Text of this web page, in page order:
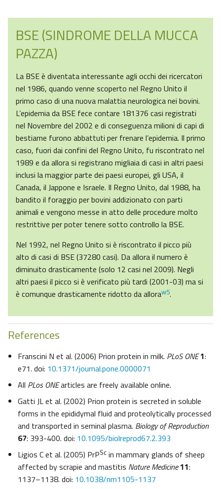
BSE (SINDROME DELLA MUCCA
PAZZA)
La BSE è diventata interessante agli occhi dei ricercatori
nel 1986, quando venne scoperto nel Regno Unito il
primo caso di una nuova malattia neurologica nei bovini.
L’epidemia da BSE fece contare 181376 casi registrati
nel Novembre del 2002 e di conseguenza milioni di capi di
bestiame furono abbattuti per frenare l’epidemia. Il primo
caso, fuori dai confini del Regno Unito, fu riscontrato nel
1989 e da allora si registrano migliaia di casi in altri paesi
inclusi la maggior parte dei paesi europei, gli USA, il
Canada, il Jappone e Israele. Il Regno Unito, dal 1988, ha
bandito il foraggio per bovini addizionato con parti
animali e vengono messe in atto delle procedure molto
restrittive per poter tenere sotto controllo la BSE.
Nel 1992, nel Regno Unito si è riscontrato il picco più
alto di casi di BSE (37280 casi). Da allora il numero è
diminuito drasticamente (solo 12 casi nel 2009). Negli
altri paesi il picco si è verificato più tardi (2001-03) ma si
è comunque drasticamente ridotto da alloraw5.
References
Franscini N et al. (2006) Prion protein in milk. PLoS ONE1:
e71. doi: 10.1371/journal.pone.0000071
All PLos ONEarticles are freely available online.
Gatti JL et al. (2002) Prion protein is secreted in soluble
forms in the epididymal fluid and proteolytically processed
and transported in seminal plasma. Biology of Reproduction
67: 393-400. doi: 10.1095/biolreprod67.2.393
Ligios C et al. (2005) PrPSc in mammary glands of sheep
affected by scrapie and mastitis Nature Medicine11:
1137–1138. doi: 10.1038/nm1105-1137